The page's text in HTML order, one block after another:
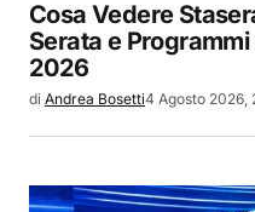
Cosa Vedere
Serata e
2026
di Andrea Bosetti4 Agosto 2026,